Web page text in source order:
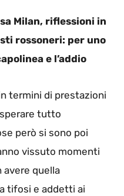
Milan, riflessioni in
rossoneri: per uno
e l’addio
termini di prestazioni
tutto
però si sono poi
vissuto momenti
avere quella
tifosi e addetti ai